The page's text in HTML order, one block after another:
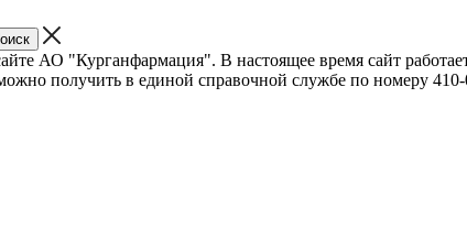
АО "Курганфармация". В настоящее время сайт
получить в единой справочной службе по номеру 410-